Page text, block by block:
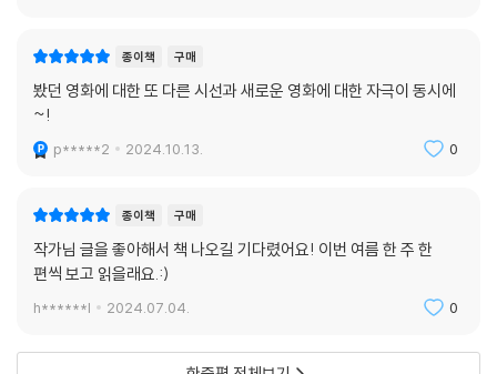
종이책 구매
봤던 영화에 대한 또 다른 시선과 새로운 영화에 대한 자극이 동시에
~!
p*****2 2024.10.13. 0
종이책 구매
작가님 글을 좋아해서 책 나오길 기다렸어요! 이번 여름 한 주 한
편씩 보고 읽을래요.:)
h******l 2024.07.04. 0